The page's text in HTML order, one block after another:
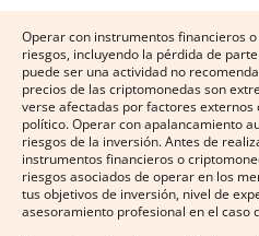
Operar con instrumentos financieros
riesgos, incluyendo la pérdida de
puede ser una actividad no
precios de las criptomonedas son
verse afectadas por factores externos
político. Operar con apalancamiento
riesgos de la inversión. Antes de
instrumentos financieros o
riesgos asociados de operar en los
tus objetivos de inversión, nivel de
asesoramiento profesional en el caso